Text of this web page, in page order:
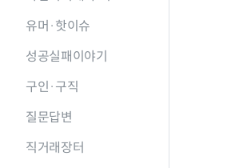
유머·핫이슈
성공실패이야기
구인·구직
질문답변
직거래장터